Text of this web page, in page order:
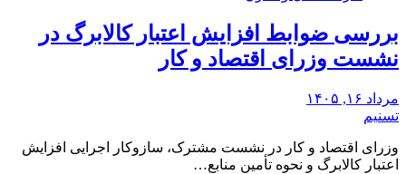
بررسی ضوابط افزایش اعتبار کالابرگ در
نشست وزرای اقتصاد و کار
مرداد ۱۶, ۱۴۰۵
تسنیم
وزرای اقتصاد و کار در نشست مشترک، سازوکار‌ اجرایی افزایش
اعتبار کالابرگ و نحوه تأمین منابع…